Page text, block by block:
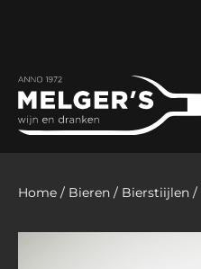
Home / Bieren / Bierstiijlen /